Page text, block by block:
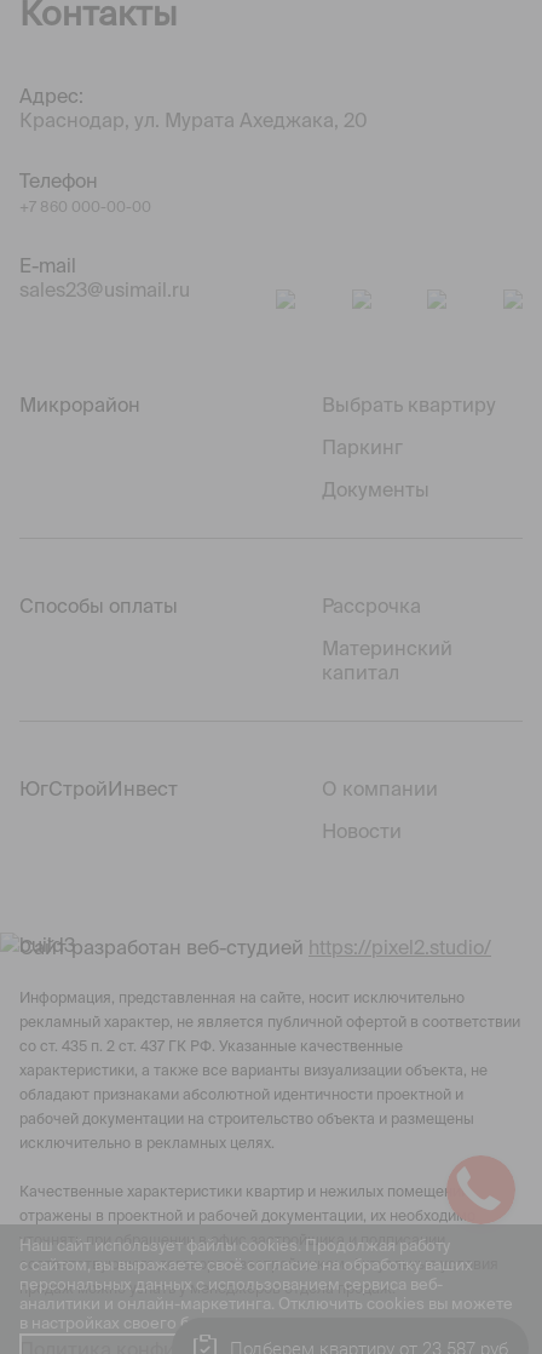
Наш сайт использует файлы cookies. Продолжая работу
с сайтом, вы выражаете своё согласие на обработку ваших
персональных данных с использованием сервиса веб-
аналитики и онлайн-маркетинга. Отключить cookies вы можете
в настройках своего браузера.
Контакты
Адрес:
Краснодар, ул. Мурата Ахеджака, 20
Телефон
+7 860 000-00-00
E-mail
sales23@usimail.ru
Микрорайон
Выбрать квартиру
Паркинг
Документы
Способы оплаты
Рассрочка
Материнский
капитал
ЮгСтройИнвест
О компании
Новости
Сайт разработан веб-студией https://pixel2.studio/
Информация, представленная на сайте, носит исключительно
рекламный характер, не является публичной офертой в соответствии
со ст. 435 п. 2 ст. 437 ГК РФ. Указанные качественные
характеристики, а также все варианты визуализации объекта, не
обладают признаками абсолютной идентичности проектной и
рабочей документации на строительство объекта и размещены
исключительно в рекламных целях.
Качественные характеристики квартир и нежилых помещений
отражены в проектной и рабочей документации, их необходимо
уточнять при обращении в офис застройщика и подписании
соответствующего договора с застройщиком. Актуальные условия
продаж можно узнать у менеджеров отдела продаж.
Политика конфиденциальностиПодберем квартиру от 23 587 руб